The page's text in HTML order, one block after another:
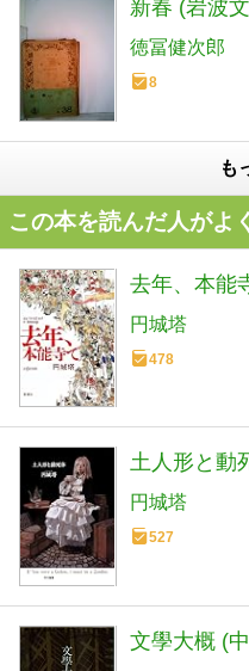
新春 (岩波
徳冨健次郎
8
も
この本を読んだ人がよ
去年、本能
円城塔
478
土人形と動
円城塔
527
文學大概 (